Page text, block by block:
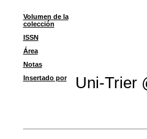
Volumen de la
colección
ISSN
Área
Notas
Insertado por
Uni-Trier